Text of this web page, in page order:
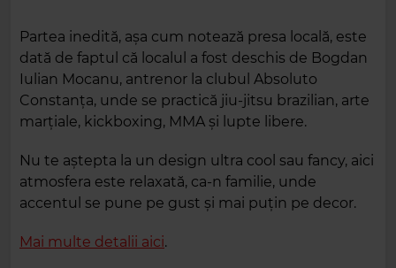
Partea inedită, așa cum notează presa locală, este
dată de faptul că localul a fost deschis de Bogdan
Iulian Mocanu, antrenor la clubul Absoluto
Constanţa, unde se practică jiu-jitsu brazilian, arte
marţiale, kickboxing, MMA şi lupte libere.
Nu te aștepta la un design ultra cool sau fancy, aici
atmosfera este relaxată, ca-n familie, unde
accentul se pune pe gust și mai puțin pe decor.
Mai multe detalii aici.